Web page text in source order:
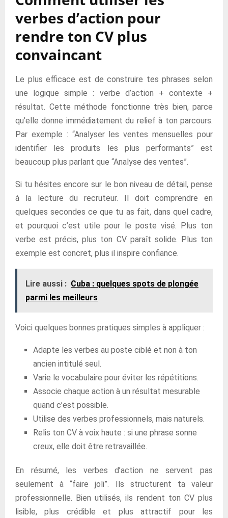
verbes d’action pour
rendre ton CV plus
convaincant
Le plus efficace est de construire tes phrases selon
une logique simple : verbe d’action + contexte +
résultat. Cette méthode fonctionne très bien, parce
qu’elle donne immédiatement du relief à ton parcours.
Par exemple : “Analyser les ventes mensuelles pour
identifier les produits les plus performants” est
beaucoup plus parlant que “Analyse des ventes”.
Si tu hésites encore sur le bon niveau de détail, pense
à la lecture du recruteur. Il doit comprendre en
quelques secondes ce que tu as fait, dans quel cadre,
et pourquoi c’est utile pour le poste visé. Plus ton
verbe est précis, plus ton CV paraît solide. Plus ton
exemple est concret, plus il inspire confiance.
Lire aussi : Cuba : quelques spots de plongée
parmi les meilleurs
Voici quelques bonnes pratiques simples à appliquer :
Adapte les verbes au poste ciblé et non à ton
ancien intitulé seul.
Varie le vocabulaire pour éviter les répétitions.
Associe chaque action à un résultat mesurable
quand c’est possible.
Utilise des verbes professionnels, mais naturels.
Relis ton CV à voix haute : si une phrase sonne
creux, elle doit être retravaillée.
En résumé, les verbes d’action ne servent pas
seulement à “faire joli”. Ils structurent ta valeur
professionnelle. Bien utilisés, ils rendent ton CV plus
lisible, plus crédible et plus attractif pour les